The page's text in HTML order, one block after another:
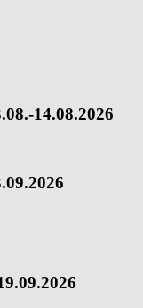
14.08.2026